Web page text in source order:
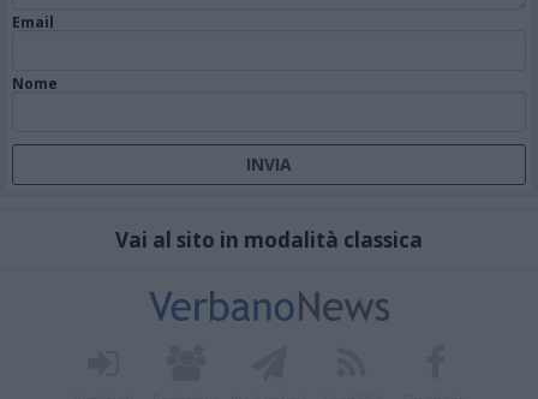
Email
Nome
Vai al sito in modalità classica